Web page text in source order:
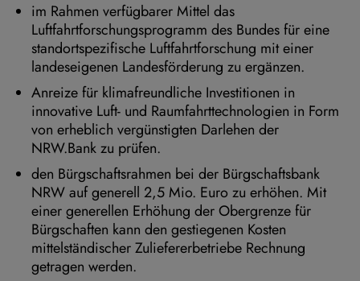
im Rahmen verfügbarer Mittel das
Luftfahrtforschungsprogramm des Bundes für eine
standortspezifische Luftfahrtforschung mit einer
landeseigenen Landesförderung zu ergänzen.
Anreize für klimafreundliche Investitionen in
innovative Luft- und Raumfahrttechnologien in Form
von erheblich vergünstigten Darlehen der
NRW.Bank zu prüfen.
den Bürgschaftsrahmen bei der Bürgschaftsbank
NRW auf generell 2,5 Mio. Euro zu erhöhen. Mit
einer generellen Erhöhung der Obergrenze für
Bürgschaften kann den gestiegenen Kosten
mittelständischer Zuliefererbetriebe Rechnung
getragen werden.